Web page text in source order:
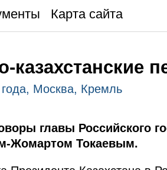
Карта сайта
казахстанские
Москва, Кремль
главы Российского
Жомартом Токаевым.